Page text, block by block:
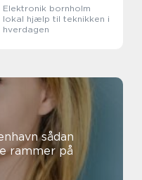
Elektronik bornholm
lokal hjælp til teknikken i
hverdagen
sådan
rammer på